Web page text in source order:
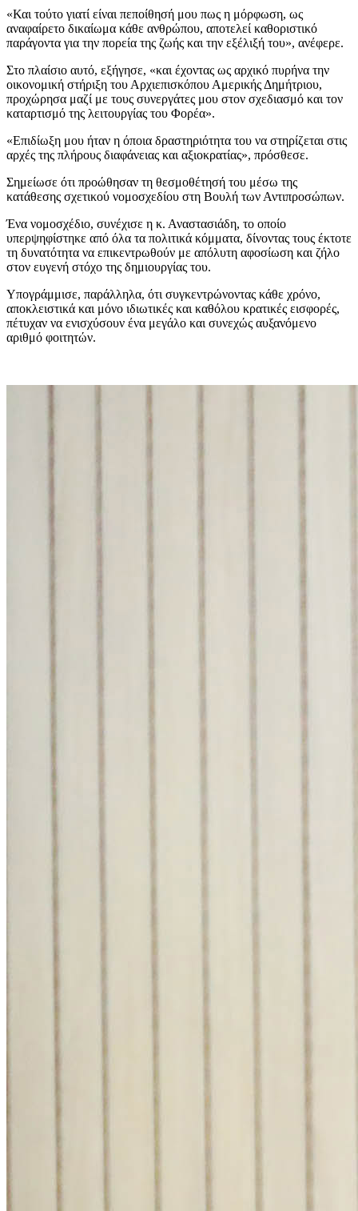
«Και τούτο γιατί είναι πεποίθησή μου πως η μόρφωση, ως
αναφαίρετο δικαίωμα κάθε ανθρώπου, αποτελεί καθοριστικό
παράγοντα για την πορεία της ζωής και την εξέλιξή του», ανέφερε.
Στο πλαίσιο αυτό, εξήγησε, «και έχοντας ως αρχικό πυρήνα την
οικονομική στήριξη του Αρχιεπισκόπου Αμερικής Δημήτριου,
προχώρησα μαζί με τους συνεργάτες μου στον σχεδιασμό και τον
καταρτισμό της λειτουργίας του Φορέα».
«Επιδίωξη μου ήταν η όποια δραστηριότητα του να στηρίζεται στις
αρχές της πλήρους διαφάνειας και αξιοκρατίας», πρόσθεσε.
Σημείωσε ότι προώθησαν τη θεσμοθέτησή του μέσω της
κατάθεσης σχετικού νομοσχεδίου στη Βουλή των Αντιπροσώπων.
Ένα νομοσχέδιο, συνέχισε η κ. Αναστασιάδη, το οποίο
υπερψηφίστηκε από όλα τα πολιτικά κόμματα, δίνοντας τους έκτοτε
τη δυνατότητα να επικεντρωθούν με απόλυτη αφοσίωση και ζήλο
στον ευγενή στόχο της δημιουργίας του.
Υπογράμμισε, παράλληλα, ότι συγκεντρώνοντας κάθε χρόνο,
αποκλειστικά και μόνο ιδιωτικές και καθόλου κρατικές εισφορές,
πέτυχαν να ενισχύσουν ένα μεγάλο και συνεχώς αυξανόμενο
αριθμό φοιτητών.